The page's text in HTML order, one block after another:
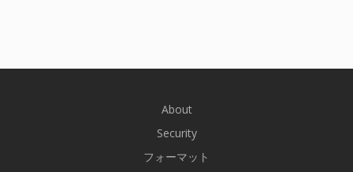
About
Security
フォーマット